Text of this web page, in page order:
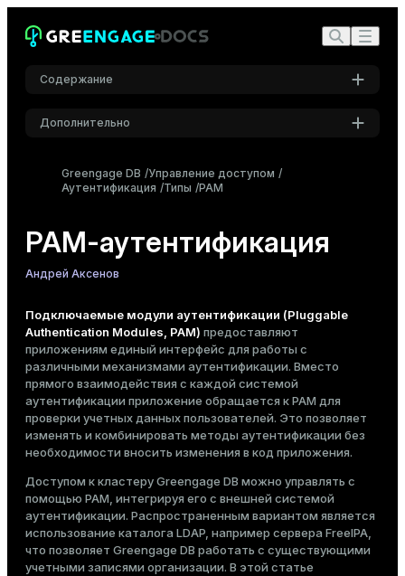
Содержание
Настройка сервера FreeIPA
Настройка сервера FreeIPA
Аутентификация в качестве администратора
Создание обычного пользователя
Настройка мастера Greengage DB
Настройка nslcd
Создание файла конфигурации PAM-службы
Создание ролей Greengage DB
Настройка Greengage DB для использования PAM-
аутентификации
Подключение к базе данных
Дополнительно
Шрифт
Размер шрифта
Средний
Тема
Темная Светлая Сепия
Greengage DB
Управление доступом
Аутентификация
Типы PAM
PAM-аутентификация
Андрей Аксенов
Подключаемые модули аутентификации (Pluggable
Authentication Modules, PAM) предоставляют
приложениям единый интерфейс для работы с
различными механизмами аутентификации. Вместо
прямого взаимодействия с каждой системой
аутентификации приложение обращается к PAM для
проверки учетных данных пользователей. Это позволяет
изменять и комбинировать методы аутентификации без
необходимости вносить изменения в код приложения.
Доступом к кластеру Greengage DB можно управлять с
помощью PAM, интегрируя его с внешней системой
аутентификации. Распространенным вариантом является
использование каталога LDAP, например сервера FreeIPA
что позволяет Greengage DB работать с существующими
учетными записями организации. В этой статье